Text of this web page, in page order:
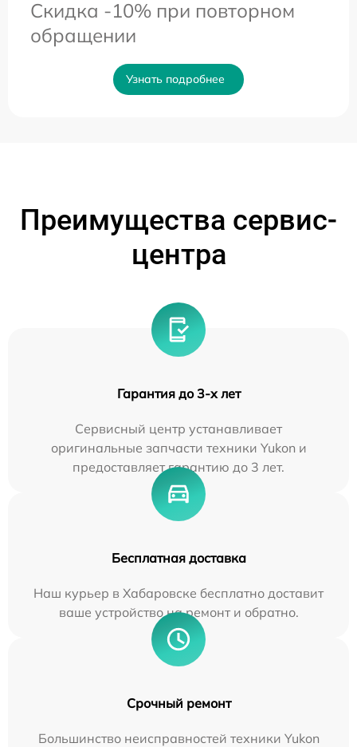
Скидка -10% при повторном
обращении
Узнать подробнее
Преимущества сервис-
центра
Гарантия до 3-х лет
Сервисный центр устанавливает
оригинальные запчасти техники Yukon и
предоставляет гарантию до 3 лет.
Бесплатная доставка
Наш курьер в Хабаровске бесплатно доставит
ваше устройство на ремонт и обратно.
Срочный ремонт
Большинство неисправностей техники Yukon